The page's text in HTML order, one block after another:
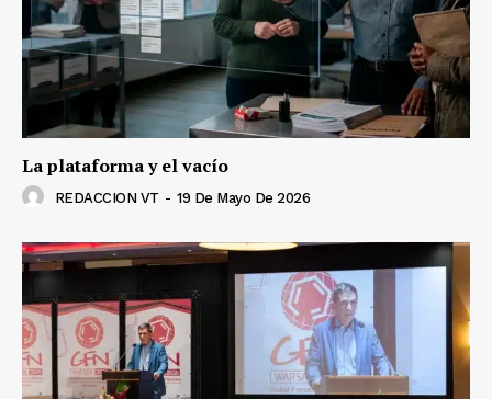
La plataforma y el vacío
REDACCION VT - 19 De Mayo De 2026